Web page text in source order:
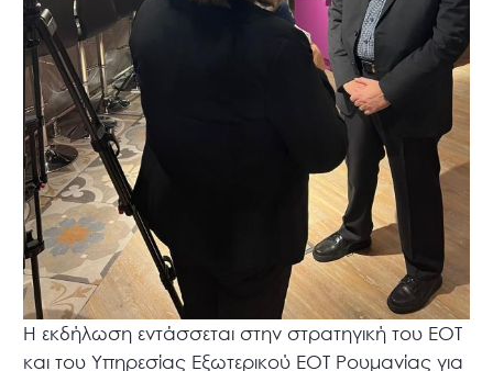
Η εκδήλωση εντάσσεται στην στρατηγική του ΕΟΤ
και του Υπηρεσίας Εξωτερικού ΕΟΤ Ρουμανίας για